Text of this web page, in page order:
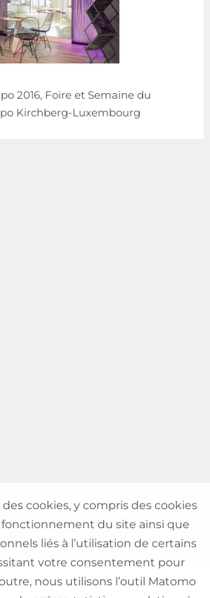
2016, Foire et Semaine du
Kirchberg-Luxembourg
cookies, y compris des cookies
fonctionnement du site ainsi que
liés à l’utilisation de certains
votre consentement pour
nous utilisons l’outil Matomo